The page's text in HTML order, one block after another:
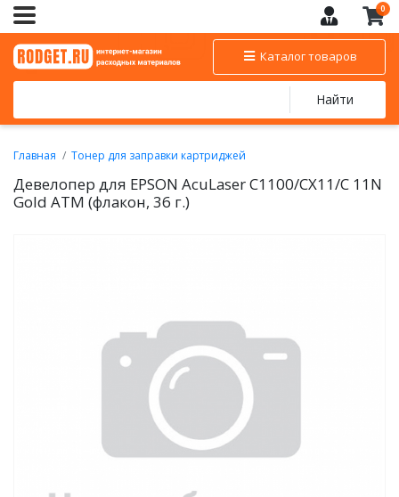
0
Каталог товаров
Найти
Главная
Тонер для заправки картриджей
Девелопер для EPSON AcuLaser C1100/CX11/C 11N
Gold ATM (флакон, 36 г.)